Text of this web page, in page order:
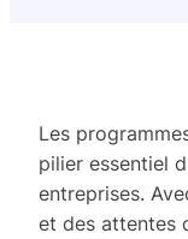
Les
pilier essentiel
entreprises.
et des attentes